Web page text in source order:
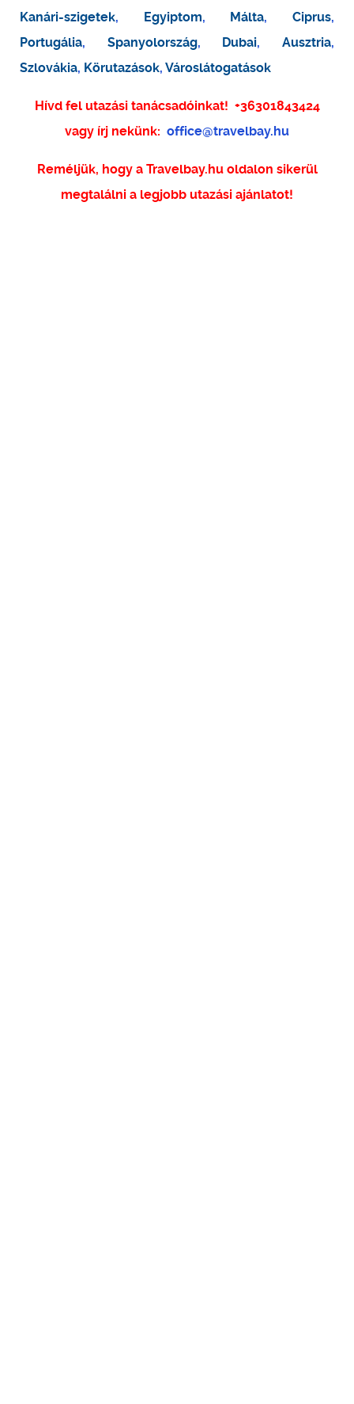
Kanári-szigetek, Egyiptom, Málta,Ciprus,
Portugália, Spanyolország, Dubai,Ausztria,
Szlovákia, Körutazások, Városlátogatások
Hívd fel utazási tanácsadóinkat! +36301843424
vagy írj nekünk: office@travelbay.hu
Reméljük, hogy a Travelbay.hu oldalon sikerül
megtalálni a legjobb utazási ajánlatot!